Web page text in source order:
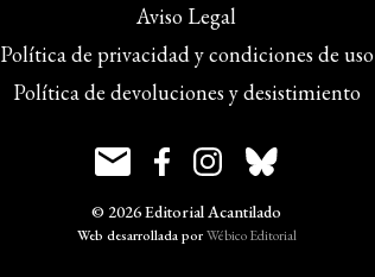
Aviso Legal
Política de privacidad y condiciones de uso
Política de devoluciones y desistimiento
© 2026 Editorial Acantilado
Web desarrollada porWébico Editorial